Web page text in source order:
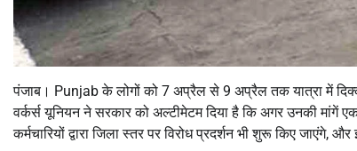
पंजाब। Punjab के लोगों को 7 अप्रैल से 9 अप्रैल तक यात्रा में
वर्कर्स यूनियन ने सरकार को अल्टीमेटम दिया है कि अगर उनकी मांगें
कर्मचारियों द्वारा जिला स्तर पर विरोध प्रदर्शन भी शुरू किए